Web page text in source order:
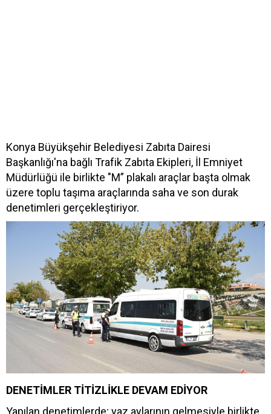
Konya Büyükşehir Belediyesi Zabıta Dairesi
Başkanlığı'na bağlı Trafik Zabıta Ekipleri, İl Emniyet
Müdürlüğü ile birlikte "M” plakalı araçlar başta olmak
üzere toplu taşıma araçlarında saha ve son durak
denetimleri gerçekleştiriyor.
DENETİMLER TİTİZLİKLE DEVAM EDİYOR
Yapılan denetimlerde; yaz aylarının gelmesiyle birlikte